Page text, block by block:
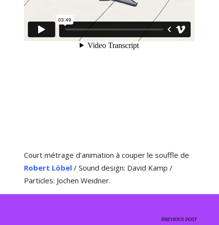
Court métrage d’animation à couper le souffle de
Robert Löbel / Sound design: David Kamp /
Particles: Jochen Weidner.
PREVIOUS POST